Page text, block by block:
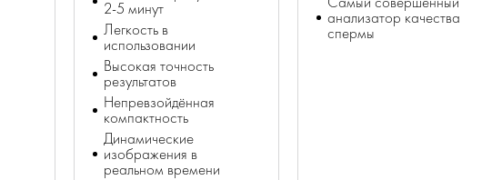
2-5 минут
Легкость в
использовании
Высокая точность
результатов
Непревзойдённая
компактность
Динамические
изображения в
реальном времени
анализатор качества
спермы